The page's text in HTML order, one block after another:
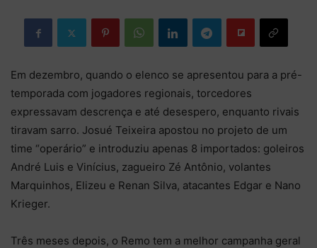
Em dezembro, quando o elenco se apresentou para a pré-
temporada com jogadores regionais, torcedores
expressavam descrença e até desespero, enquanto rivais
tiravam sarro. Josué Teixeira apostou no projeto de um
time “operário” e introduziu apenas 8 importados: goleiros
André Luis e Vinícius, zagueiro Zé Antônio, volantes
Marquinhos, Elizeu e Renan Silva, atacantes Edgar e Nano
Krieger.
Três meses depois, o Remo tem a melhor campanha geral